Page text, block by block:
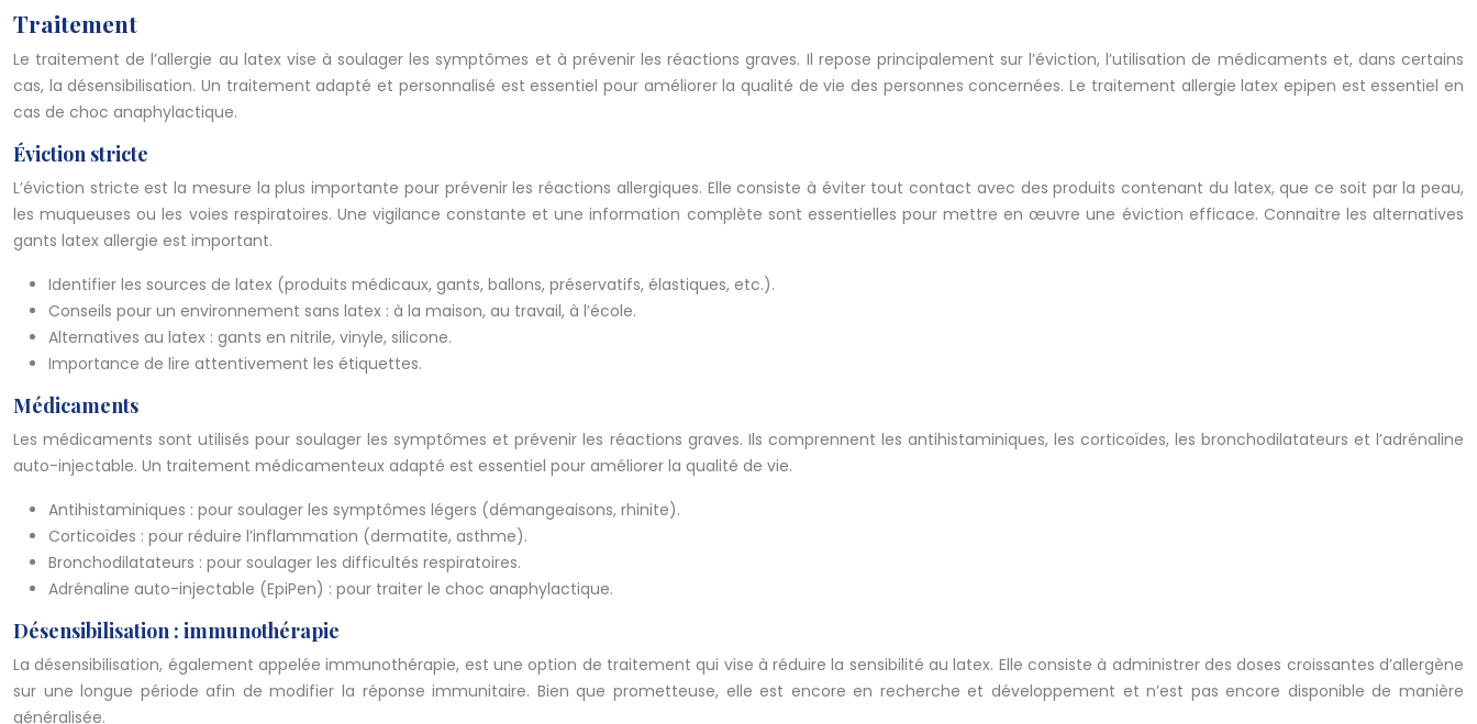
Traitement
Le traitement de l’allergie au latex vise à soulager les symptômes et à prévenir les réactions graves. Il repose principalement sur l’éviction, l’utilisation de médicaments et, dans certains
cas, la désensibilisation. Un traitement adapté et personnalisé est essentiel pour améliorer la qualité de vie des personnes concernées. Le traitement allergie latex epipen est essentiel en
cas de choc anaphylactique.
Éviction stricte
L’éviction stricte est la mesure la plus importante pour prévenir les réactions allergiques. Elle consiste à éviter tout contact avec des produits contenant du latex, que ce soit par la peau,
les muqueuses ou les voies respiratoires. Une vigilance constante et une information complète sont essentielles pour mettre en œuvre une éviction efficace. Connaitre les alternatives
gants latex allergie est important.
Identifier les sources de latex (produits médicaux, gants, ballons, préservatifs, élastiques, etc.).
Conseils pour un environnement sans latex : à la maison, au travail, à l’école.
Alternatives au latex : gants en nitrile, vinyle, silicone.
Importance de lire attentivement les étiquettes.
Médicaments
Les médicaments sont utilisés pour soulager les symptômes et prévenir les réactions graves. Ils comprennent les antihistaminiques, les corticoïdes, les bronchodilatateurs et l’adrénaline
auto-injectable. Un traitement médicamenteux adapté est essentiel pour améliorer la qualité de vie.
Antihistaminiques : pour soulager les symptômes légers (démangeaisons, rhinite).
Corticoïdes : pour réduire l’inflammation (dermatite, asthme).
Bronchodilatateurs : pour soulager les difficultés respiratoires.
Adrénaline auto-injectable (EpiPen) : pour traiter le choc anaphylactique.
Désensibilisation : immunothérapie
La désensibilisation, également appelée immunothérapie, est une option de traitement qui vise à réduire la sensibilité au latex. Elle consiste à administrer des doses croissantes d’allergène
sur une longue période afin de modifier la réponse immunitaire. Bien que prometteuse, elle est encore en recherche et développement et n’est pas encore disponible de manière
généralisée.